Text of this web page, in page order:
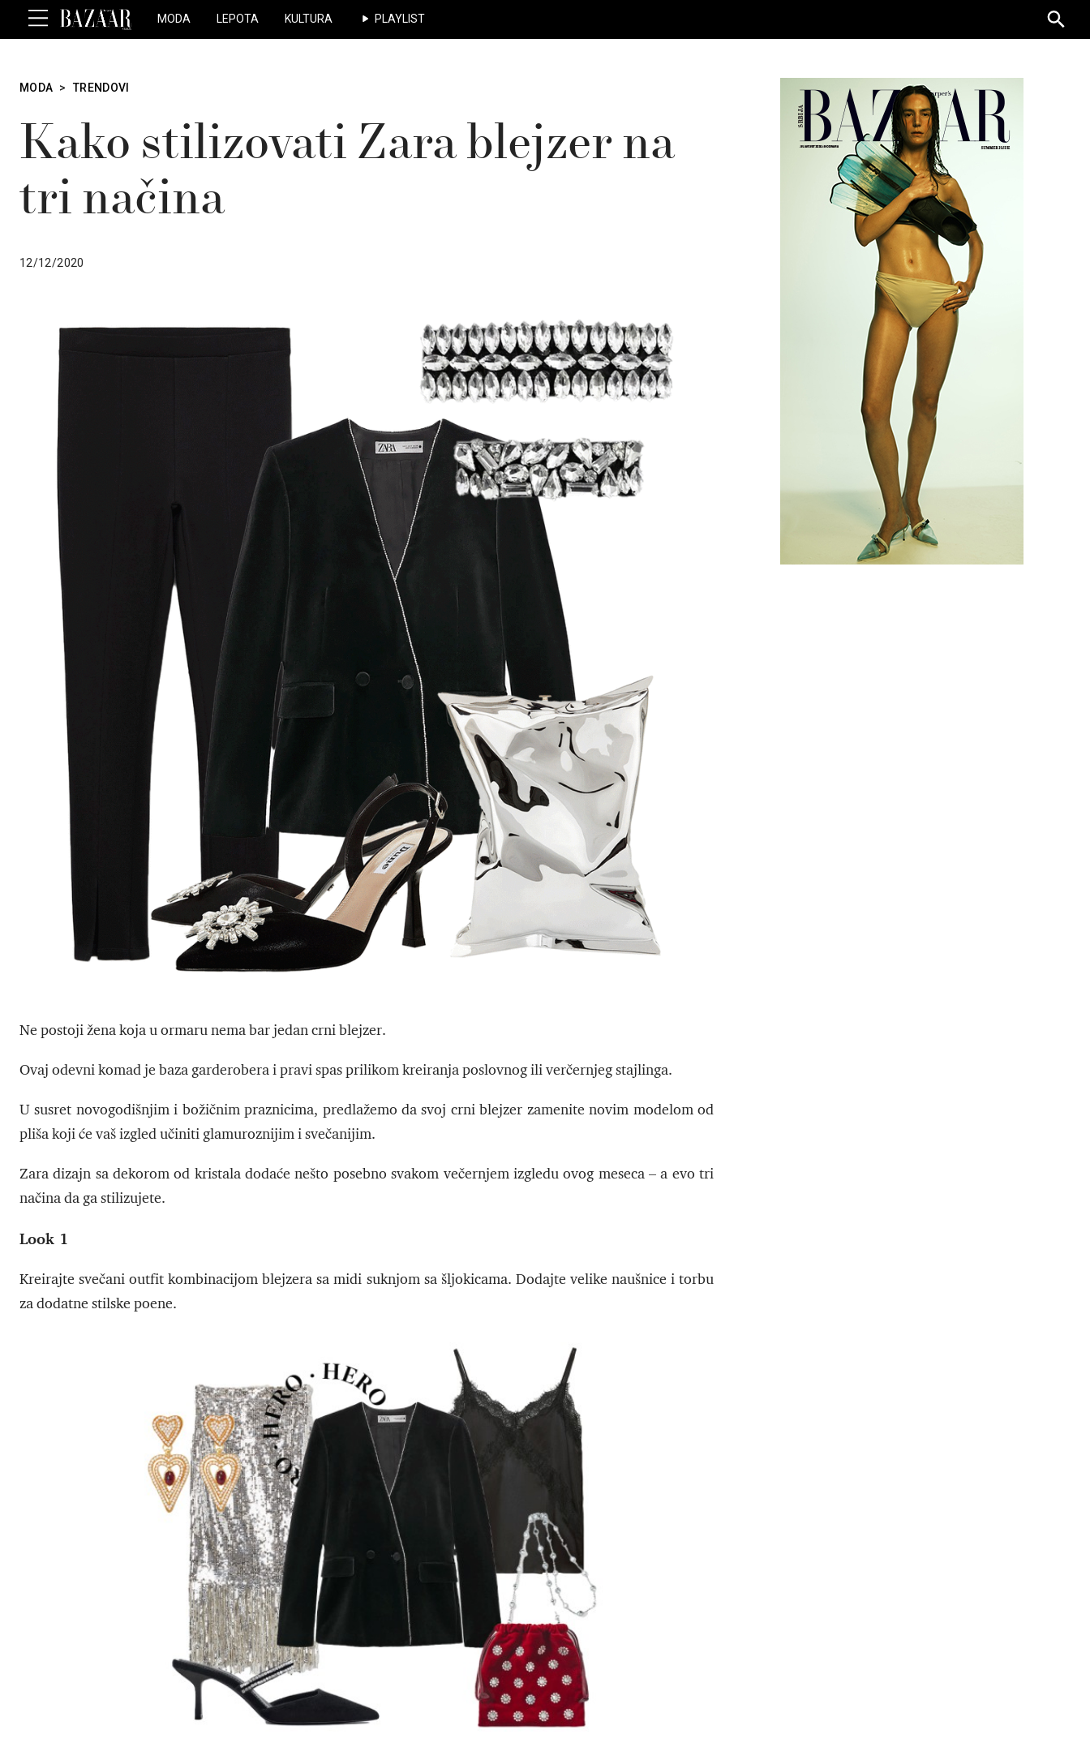
MODA LEPOTA KULTURA PLAYLIST
for:
MODA > TRENDOVI
Kako stilizovati Zara blejzer na
tri načina
12/12/2020
Ne postoji žena koja u ormaru nema bar jedan crni blejzer.
Ovaj odevni komad je baza garderobera i pravi spas prilikom kreiranja poslovnog ili verčernjeg stajlinga.
U susret novogodišnjim i božičnim praznicima, predlažemo da svoj crni blejzer zamenite novim modelom od
pliša koji će vaš izgled učiniti glamuroznijim i svečanijim.
Zara dizajn sa dekorom od kristala dodaće nešto posebno svakom večernjem izgledu ovog meseca – a evo tri
načina da ga stilizujete.
Look 1
Kreirajte svečani outfit kombinacijom blejzera sa midi suknjom sa šljokicama. Dodajte velike naušnice i torbu
za dodatne stilske poene.